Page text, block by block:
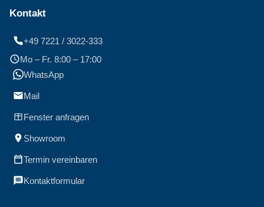
Kontakt
+49 7221 / 3022-333
Mo – Fr. 8:00 – 17:00
WhatsApp
Mail
Fenster anfragen
Showroom
Termin vereinbaren
Kontaktformular